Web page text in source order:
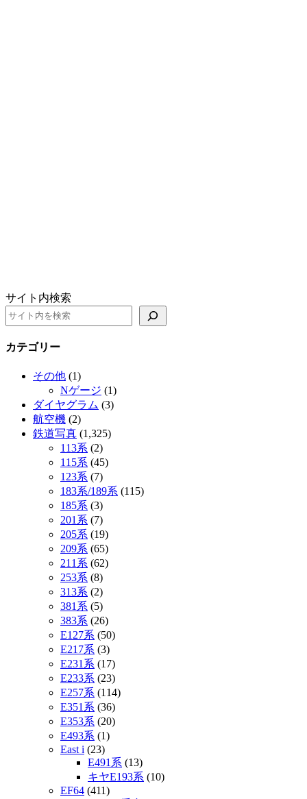
サイト内検索
カテゴリー
その他 (1)
Nゲージ (1)
ダイヤグラム (3)
航空機 (2)
鉄道写真 (1,325)
113系 (2)
115系 (45)
123系 (7)
183系/189系 (115)
185系 (3)
201系 (7)
205系 (19)
209系 (65)
211系 (62)
253系 (8)
313系 (2)
381系 (5)
383系 (26)
E127系 (50)
E217系 (3)
E231系 (17)
E233系 (23)
E257系 (114)
E351系 (36)
E353系 (20)
E493系 (1)
East i (23)
E491系 (13)
キヤE193系 (10)
EF64 (411)